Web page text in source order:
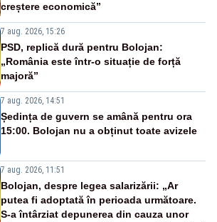
creștere economică”
7 aug. 2026, 15:26
PSD, replică dură pentru Bolojan:
„România este într-o situație de forță
majoră”
7 aug. 2026, 14:51
Ședința de guvern se amână pentru ora
15:00. Bolojan nu a obținut toate avizele
7 aug. 2026, 11:51
Bolojan, despre legea salarizării: „Ar
putea fi adoptată în perioada următoare.
S-a întârziat depunerea din cauza unor